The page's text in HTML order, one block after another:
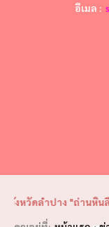
อีเมล :
ดลำปาง "ถ่านหินลือชา